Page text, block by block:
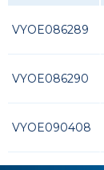
VYOE086289
VYOE086290
VYOE090408